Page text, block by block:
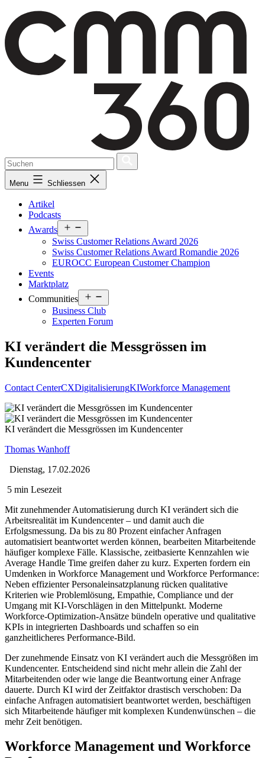
content
Menu Schliessen
Artikel
Podcasts
Awards
menu
Swiss Customer Relations Award 2026
Swiss Customer Relations Award Romandie 2026
EUROCC European Customer Champion
Events
Marktplatz
Communities
menu
Business Club
Experten Forum
KI verändert die Messgrössen im
Kundencenter
Contact CenterCXDigitalisierungKIWorkforce Management
KI verändert die Messgrössen im Kundencenter
Thomas Wanhoff
Dienstag, 17.02.2026
5 min Lesezeit
Mit zunehmender Automatisierung durch KI verändert sich die
Arbeitsrealität im Kundencenter – und damit auch die
Erfolgsmessung. Da bis zu 80 Prozent einfacher Anfragen
automatisiert beantwortet werden können, bearbeiten Mitarbeitende
häufiger komplexe Fälle. Klassische, zeitbasierte Kennzahlen wie
Average Handle Time greifen daher zu kurz. Experten fordern ein
Umdenken in Workforce Management und Workforce Performance:
Neben effizienter Personaleinsatzplanung rücken qualitative
Kriterien wie Problemlösung, Empathie, Compliance und der
Umgang mit KI-Vorschlägen in den Mittelpunkt. Moderne
Workforce-Optimization-Ansätze bündeln operative und qualitative
KPIs in integrierten Dashboards und schaffen so ein
ganzheitlicheres Performance-Bild.
Der zunehmende Einsatz von KI verändert auch die Messgrößen im
Kundencenter. Entscheidend sind nicht mehr allein die Zahl der
Mitarbeitenden oder wie lange die Beantwortung einer Anfrage
dauerte. Durch KI wird der Zeitfaktor drastisch verschoben: Da
einfache Anfragen automatisiert beantwortet werden, beschäftigen
sich Mitarbeitende häufiger mit komplexen Kundenwünschen – die
mehr Zeit benötigen.
Workforce Management und Workforce